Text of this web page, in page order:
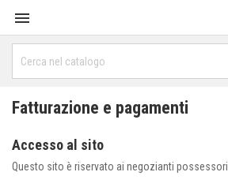

Fatturazione e pagamenti
Accesso al sito
Questo sito è riservato ai negozianti possessori